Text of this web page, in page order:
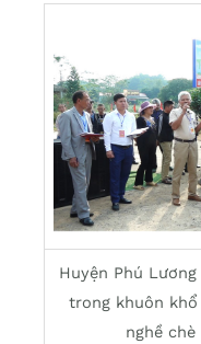
Huyện Phú
trong khuôn
nghề